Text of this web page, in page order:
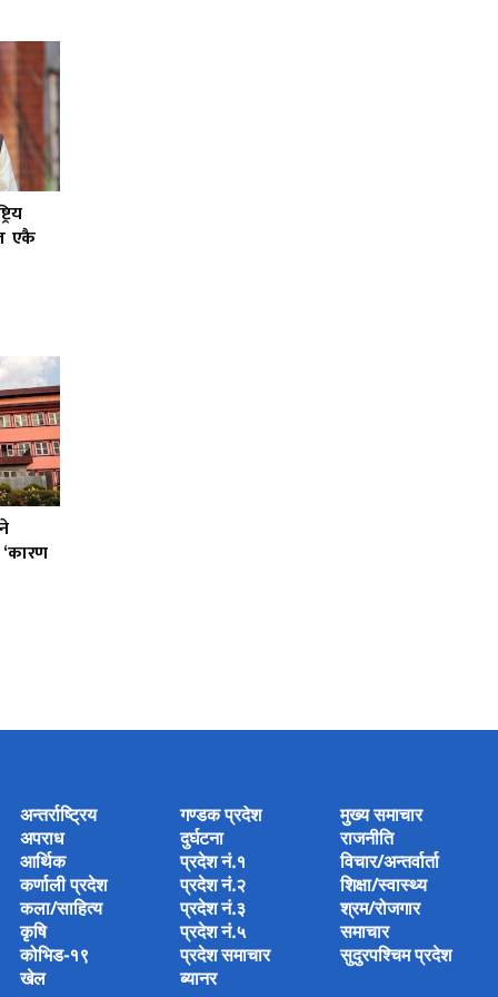
एकै
‘कारण
अन्तर्राष्ट्रिय
अपराध
आर्थिक
कर्णाली प्रदेश
कला/साहित्य
कृषि
कोभिड-१९
खेल
गण्डक प्रदेश
दुर्घटना
प्रदेश नं.१
प्रदेश नं.२
प्रदेश नं.३
प्रदेश नं.५
प्रदेश समाचार
ब्यानर
मुख्य समाचार
राजनीति
विचार/अन्तर्वार्ता
शिक्षा/स्वास्थ्य
श्रम/रोजगार
समाचार
सुदुरपश्चिम प्रदेश